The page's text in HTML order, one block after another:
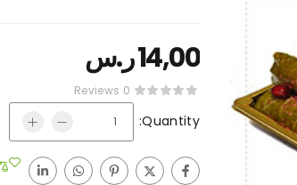
14,00ر.س
0 Reviews
Quantity: